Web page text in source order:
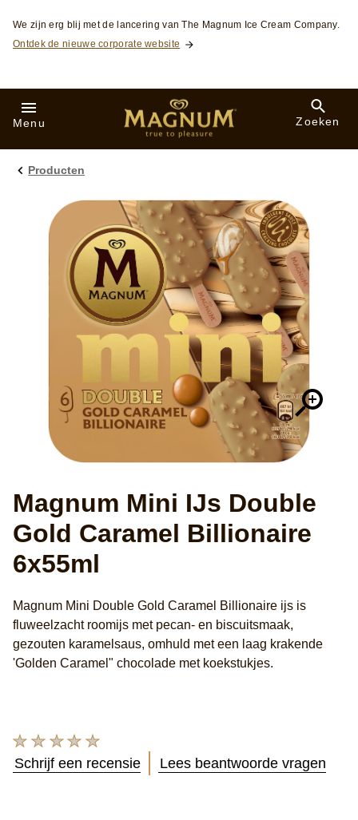
Skip to:
We zijn erg blij met de lancering van The Magnum Ice Cream Company.
Ontdek de nieuwe corporate website
Menu Zoeken
Producten
Magnum Mini IJs Double
Gold Caramel Billionaire
6x55ml
Magnum Mini Double Gold Caramel Billionaire ijs is
fluweelzacht roomijs met pecan- en biscuitsmaak,
gezouten karamelsaus, omhuld met een laag krakende
'Golden Caramel" chocolade met koekstukjes.
Geen
beoordelingen
Schrijf een recensie Lees beantwoorde vragen